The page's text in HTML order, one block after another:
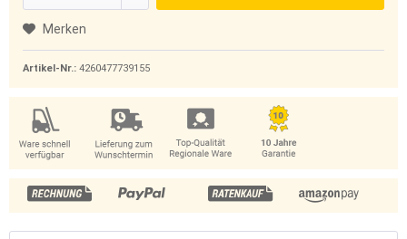
Merken
Artikel-Nr.: 4260477739155